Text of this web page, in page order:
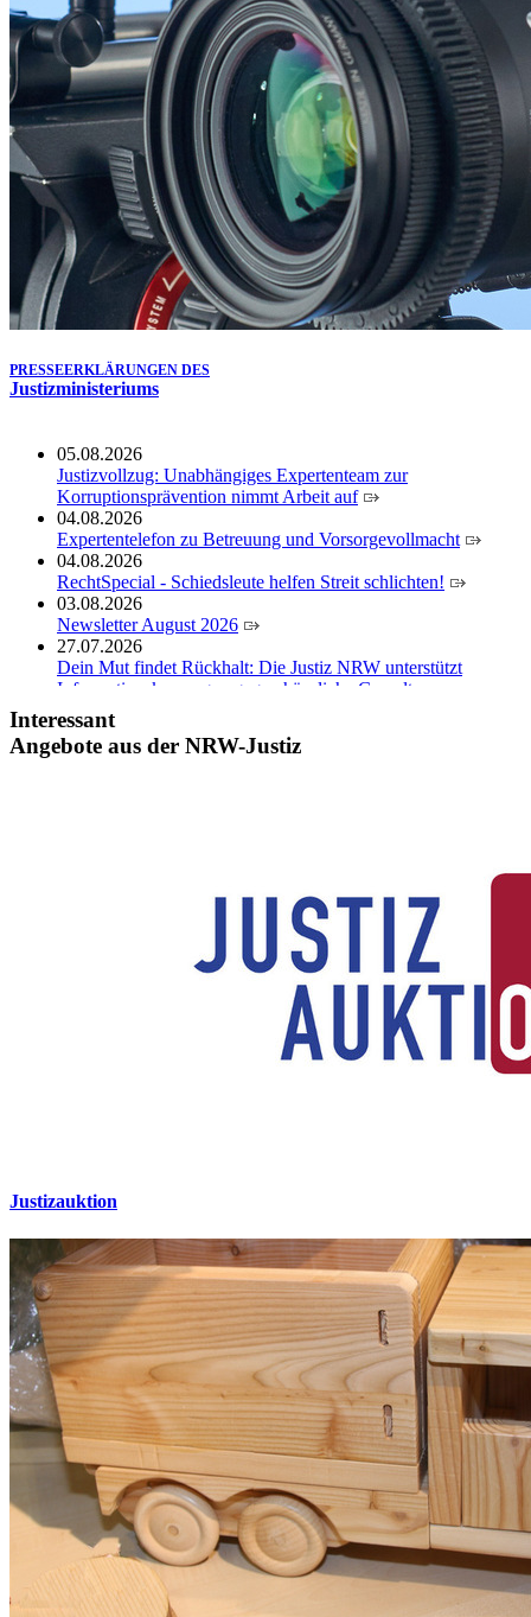
Köln ausgezeichnet
14.07.2026
Justiz der Zukunft gemeinsam gestalten: Minister Limbach
zieht positive Bilanz des Projekts Zukunftswerkstatt Justiz
Nordrhein-Westfalen
01.07.2026
Newsletter Juli 2026
30.06.2026
288 Anwärterinnen und Anwärter des Jahrgangs 2024/2026
der Justizvollzugsschule NRW geehrt
30.06.2026
RechtSpecial - Schiedsleute helfen Streit schlichten!
PRESSEERKLÄRUNGEN DES
Justizministeriums
05.08.2026
Justizvollzug: Unabhängiges Expertenteam zur
Korruptionsprävention nimmt Arbeit auf
04.08.2026
Expertentelefon zu Betreuung und Vorsorgevollmacht
04.08.2026
RechtSpecial - Schiedsleute helfen Streit schlichten!
03.08.2026
Newsletter August 2026
27.07.2026
Dein Mut findet Rückhalt: Die Justiz NRW unterstützt
Informationskampagne gegen häusliche Gewalt
10.07.2026
Anerkennung für innovative Suizidpräventionsarbeit: JVA
Köln ausgezeichnet
288 Anwärterinnen und Anwärter des Jahrgangs 2024/2026
der Justizvollzugsschule NRW geehrt
RechtSpecial - Schiedsleute helfen Streit schlichten!
Interessant
Angebote aus der NRW-Justiz
Justizauktion